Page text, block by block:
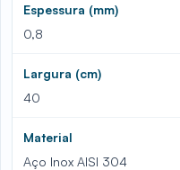
Espessura (mm)
0,8
Largura (cm)
40
Material
Aço Inox AISI 304